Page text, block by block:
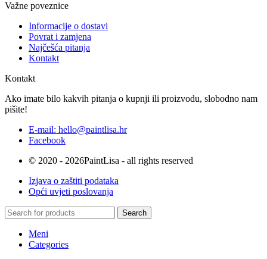
Važne poveznice
Informacije o dostavi
Povrat i zamjena
Najčešća pitanja
Kontakt
Kontakt
Ako imate bilo kakvih pitanja o kupnji ili proizvodu, slobodno nam
pišite!
E-mail: hello@paintlisa.hr
Facebook
© 2020 - 2026PaintLisa - all rights reserved
Izjava o zaštiti podataka
Opći uvjeti poslovanja
Search
Meni
Categories